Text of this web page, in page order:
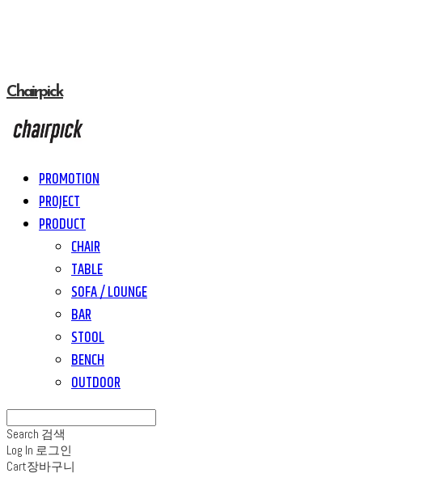
Chairpick
PROMOTION
PROJECT
PRODUCT
CHAIR
TABLE
SOFA / LOUNGE
BAR
STOOL
BENCH
OUTDOOR
Search 검색
Log In 로그인
Cart장바구니